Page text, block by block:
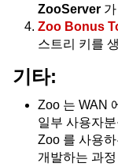
ZooServer
Zoo Bonus
스트리 키를
기타:
Zoo 는 WAN
일부 사용자
Zoo 를 사용
개발하는 과